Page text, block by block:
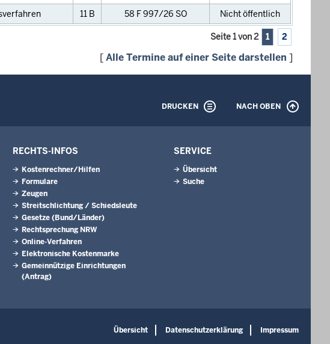
11 B 58 F 997/26 SO Nicht öffentlich
Seite 1 von 2 1 2
[Alle Termine auf einer Seite darstellen ]
DRUCKEN NACH OBEN
RECHTS-INFOS
Kostenrechner/Hilfen
Formulare
Zeugen
Streitschlichtung / Schiedsleute
Gesetze (Bund/Länder)
Rechtsprechung NRW
Online-Verfahren
Elektronische Kostenmarke
Gemeinnützige Einrichtungen
(Antrag)
SERVICE
Übersicht
Suche
Übersicht Datenschutzerklärung Impressum